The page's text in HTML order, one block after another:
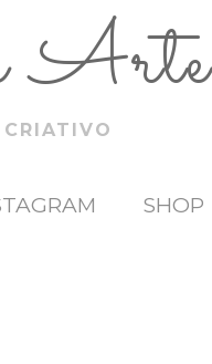
Arte
SHOP